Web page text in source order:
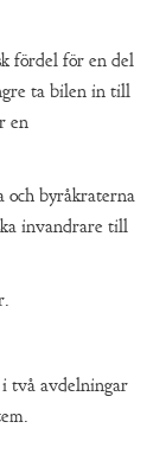
fördel för en del
ta bilen in till
en
och byråkraterna
invandrare till
i två avdelningar